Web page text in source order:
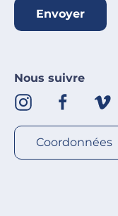
Envoyer
Nous suivre
Coordonnées